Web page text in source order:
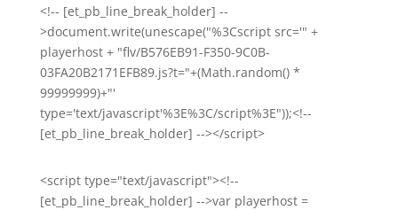
<!-- [et_pb_line_break_holder] --
>document.write(unescape("%3Cscript src='" +
playerhost + "flv/B576EB91-F350-9C0B-
03FA20B2171EFB89.js?t="+(Math.random() *
99999999)+"'
type='text/javascript'%3E%3C/script%3E"));<!--
[et_pb_line_break_holder] --></script>
<script type="text/javascript"><!--
[et_pb_line_break_holder] -->var playerhost =